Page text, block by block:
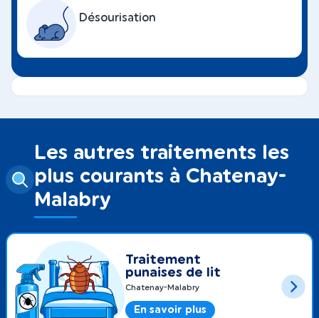
Désourisation
Les autres traitements les
plus courants à Chatenay-
Malabry
Traitement
punaises de lit
Chatenay-Malabry
En savoir plus